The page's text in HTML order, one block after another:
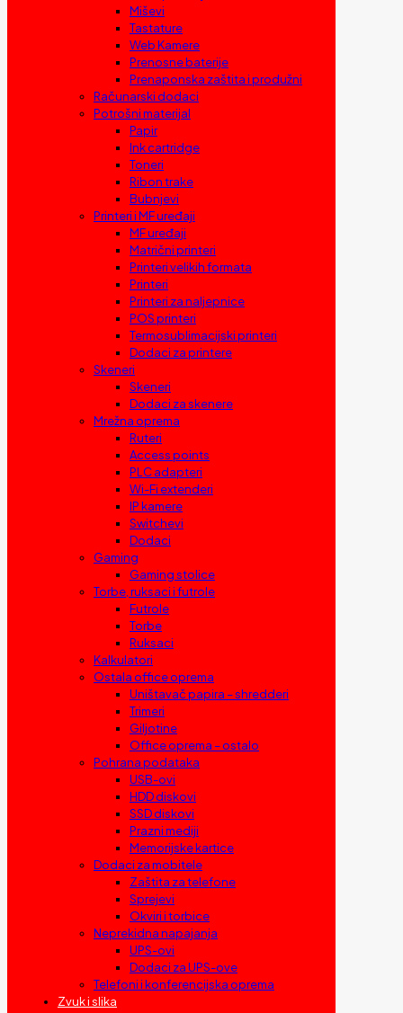
Miševi
Tastature
Web Kamere
Prenosne baterije
Prenaponska zaštita i produžni
Računarski dodaci
Potrošni materijal
Papir
Ink cartridge
Toneri
Ribon trake
Bubnjevi
Printeri i MF uređaji
MF uređaji
Matrični printeri
Printeri velikih formata
Printeri
Printeri za naljepnice
POS printeri
Termosublimacijski printeri
Dodaci za printere
Skeneri
Skeneri
Dodaci za skenere
Mrežna oprema
Ruteri
Access points
PLC adapteri
Wi-Fi extenderi
IP kamere
Switchevi
Dodaci
Gaming
Gaming stolice
Torbe, ruksaci i futrole
Futrole
Torbe
Ruksaci
Kalkulatori
Ostala office oprema
Uništavač papira – shredderi
Trimeri
Giljotine
Office oprema – ostalo
Pohrana podataka
USB-ovi
HDD diskovi
SSD diskovi
Prazni mediji
Memorijske kartice
Dodaci za mobitele
Zaštita za telefone
Sprejevi
Okviri i torbice
Neprekidna napajanja
UPS-ovi
Dodaci za UPS-ove
Telefoni i konferencijska oprema
Zvuk i slika